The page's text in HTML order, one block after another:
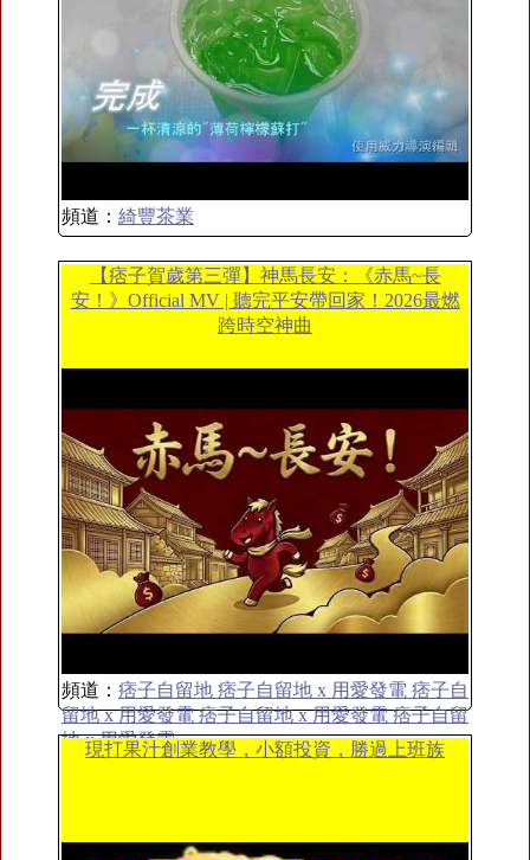
頻道： 綺豐茶業
【痞子賀歲第三彈】神馬長安：《赤馬~長
安！》Official MV | 聽完平安帶回家！2026最燃
跨時空神曲
頻道： 痞子自留地 痞子自留地 x 用愛發電 痞子自
留地 x 用愛發電 痞子自留地 x 用愛發電 痞子自留
地 x 用愛發電
現打果汁創業教學，小額投資，勝過上班族